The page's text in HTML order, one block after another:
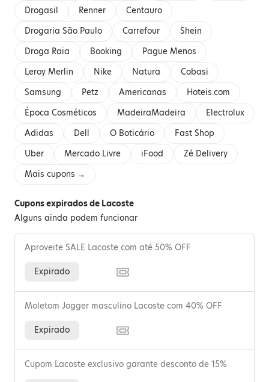
Drogasil
Renner
Centauro
Drogaria São Paulo
Carrefour
Shein
Droga Raia
Booking
Pague Menos
Leroy Merlin
Nike Natura
Cobasi
Samsung
Petz Americanas
Hoteis.com
Época Cosméticos
MadeiraMadeira
Electrolux
Adidas
Dell O Boticário
Fast Shop
Uber
Mercado Livre iFood
Zé Delivery
Mais cupons →
Cupons expirados de Lacoste
Alguns ainda podem funcionar
Aproveite SALE Lacoste com até 50% OFF
Expirado
Moletom Jogger masculino Lacoste com 40% OFF
Expirado
Cupom Lacoste exclusivo garante desconto de 15%